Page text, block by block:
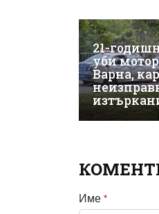
21-
уби
Варна,
Име *